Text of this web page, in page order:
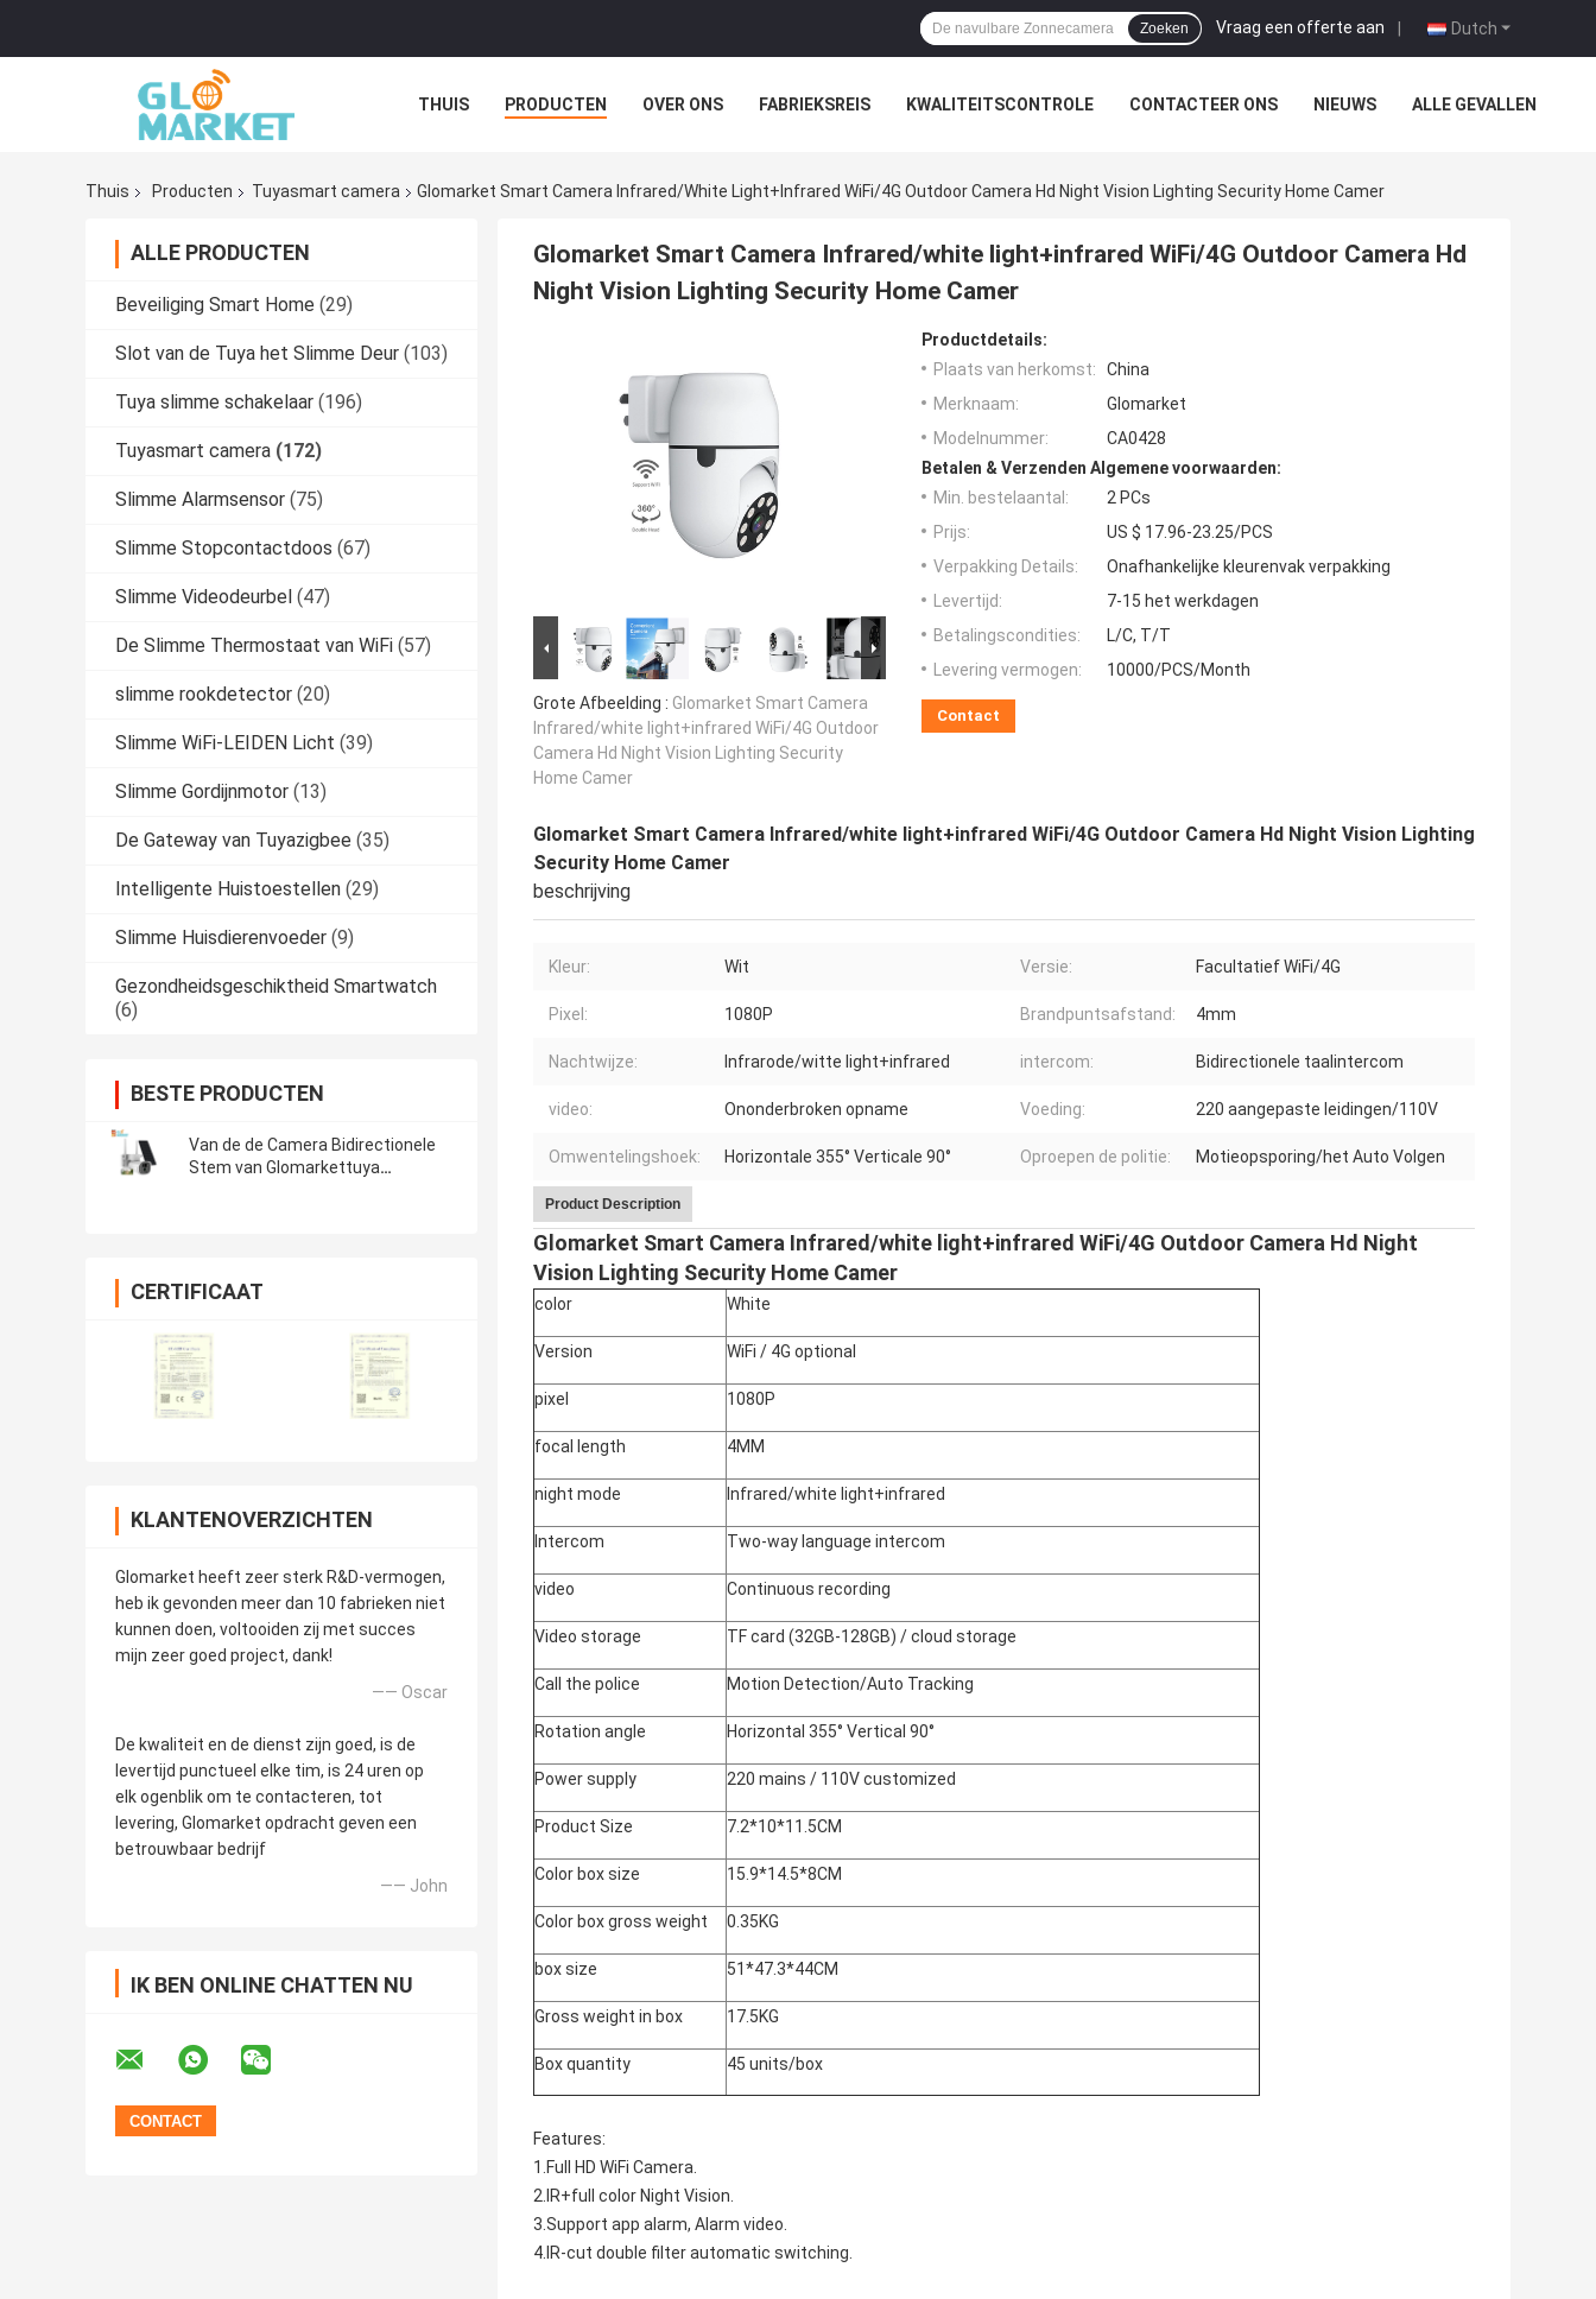
Dutch
Vraag een offerte aan |
Zoeken
THUIS PRODUCTEN OVER ONS FABRIEKSREIS KWALITEITSCONTROLE CONTACTEER ONS NIEUWS ALLE GEVALLEN
Thuis Producten Tuyasmart camera Glomarket Smart Camera Infrared/white Light+infrared WiFi/4G Outdoor Camera Hd Night Vision Lighting Security Home Camer
ALLE PRODUCTEN
Beveiliging Smart Home (29)
Slot van de Tuya het Slimme Deur (103)
Tuya slimme schakelaar (196)
Tuyasmart camera (172)
Slimme Alarmsensor (75)
Slimme Stopcontactdoos (67)
Slimme Videodeurbel (47)
De Slimme Thermostaat van WiFi (57)
slimme rookdetector (20)
Slimme WiFi-LEIDEN Licht (39)
Slimme Gordijnmotor (13)
De Gateway van Tuyazigbee (35)
Intelligente Huistoestellen (29)
Slimme Huisdierenvoeder (9)
Gezondheidsgeschiktheid Smartwatch
(6)
BESTE PRODUCTEN
Van de de Camera Bidirectionele
Stem van Glomarkettuya
CERTIFICAAT
KLANTENOVERZICHTEN
Glomarket heeft zeer sterk R&D-vermogen,
heb ik gevonden meer dan 10 fabrieken niet
kunnen doen, voltooiden zij met succes
mijn zeer goed project, dank!
—— Oscar
De kwaliteit en de dienst zijn goed, is de
levertijd punctueel elke tim, is 24 uren op
elk ogenblik om te contacteren, tot
levering, Glomarket opdracht geven een
betrouwbaar bedrijf
—— John
IK BEN ONLINE CHATTEN NU
Glomarket Smart Camera Infrared/white light+infrared WiFi/4G Outdoor Camera Hd
Night Vision Lighting Security Home Camer
Grote Afbeelding : Glomarket Smart Camera
Infrared/white light+infrared WiFi/4G Outdoor
Camera Hd Night Vision Lighting Security
Home Camer
Productdetails:
Plaats van herkomst:
China
Merknaam:
Glomarket
Modelnummer:
CA0428
Betalen & Verzenden Algemene voorwaarden:
Min. bestelaantal:
2 PCs
Prijs:
US $ 17.96-23.25/PCS
Verpakking Details:
Onafhankelijke kleurenvak verpakking
Levertijd:
7-15 het werkdagen
Betalingscondities:
L/C, T/T
Levering vermogen:
10000/PCS/Month
Contact
Glomarket Smart Camera Infrared/white light+infrared WiFi/4G Outdoor Camera Hd Night Vision Lighting
Security Home Camer
beschrijving
Kleur: Wit Versie: Facultatief WiFi/4G
Pixel: 1080P Brandpuntsafstand: 4mm
Nachtwijze: Infrarode/witte light+infrared intercom: Bidirectionele taalintercom
video: Ononderbroken opname Voeding: 220 aangepaste leidingen/110V
Omwentelingshoek: Horizontale 355° Verticale 90° Oproepen de politie: Motieopsporing/het Auto Volgen
Product Description
Glomarket Smart Camera Infrared/white light+infrared WiFi/4G Outdoor Camera Hd Night
Vision Lighting Security Home Camer
color White
Version WiFi / 4G optional
pixel 1080P
focal length 4MM
night mode Infrared/white light+infrared
Intercom Two-way language intercom
video Continuous recording
Video storage TF card (32GB-128GB) / cloud storage
Call the police Motion Detection/Auto Tracking
Rotation angle Horizontal 355° Vertical 90°
Power supply 220 mains / 110V customized
Product Size 7.2*10*11.5CM
Color box size 15.9*14.5*8CM
Color box gross weight 0.35KG
box size 51*47.3*44CM
Gross weight in box 17.5KG
Box quantity 45 units/box
Features:
1.Full HD WiFi Camera.
2.IR+full color Night Vision.
3.Support app alarm, Alarm video.
4.IR-cut double filter automatic switching.